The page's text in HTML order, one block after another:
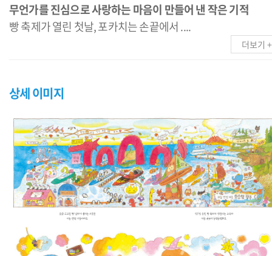
무언가를 진심으로 사랑하는 마음이 만들어 낸 작은 기적
빵 축제가 열린 첫날, 포카치는 손끝에서 ....
더보기 +
상세 이미지